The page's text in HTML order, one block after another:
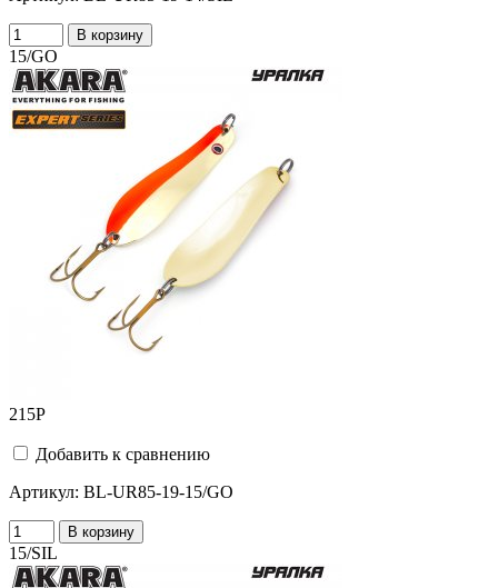
В корзину
15/GO
215Р
Добавить к сравнению
Артикул: BL-UR85-19-15/GO
В корзину
15/SIL